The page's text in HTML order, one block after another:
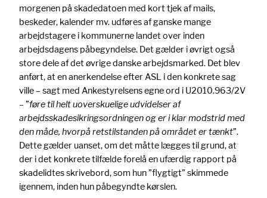
morgenen på skadedatoen med kort tjek af mails,
beskeder, kalender mv. udføres af ganske mange
arbejdstagere i kommunerne landet over inden
arbejdsdagens påbegyndelse. Det gælder i øvrigt også
store dele af det øvrige danske arbejdsmarked. Det blev
anført, at en anerkendelse efter ASL i den konkrete sag
ville – sagt med Ankestyrelsens egne ord i U2010.963/2V
– ”føre til helt uoverskuelige udvidelser af
arbejdsskadesikringsordningen og er i klar modstrid med
den måde, hvorpå retstilstanden på området er tænkt”.
Dette gælder uanset, om det måtte lægges til grund, at
der i det konkrete tilfælde forelå en ufærdig rapport på
skadelidtes skrivebord, som hun ”flygtigt” skimmede
igennem, inden hun påbegyndte kørslen.